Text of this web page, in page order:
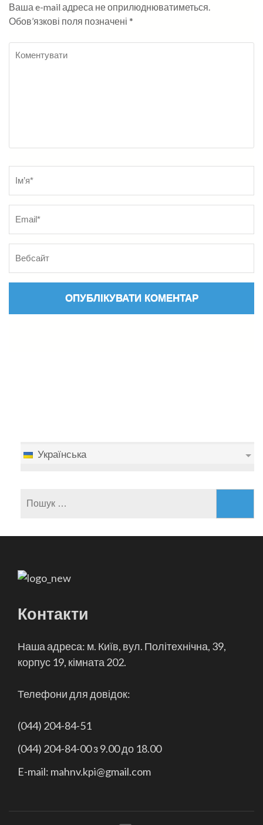
Ваша e-mail адреса не оприлюднюватиметься.
Обов’язкові поля позначені *
Українська
Контакти
Наша адреса: м. Київ, вул. Політехнічна, 39,
корпус 19, кімната 202.
Телефони для довідок:
(044) 204-84-51
(044) 204-84-00 з 9.00 до 18.00
E-mail: mahnv.kpi@gmail.com